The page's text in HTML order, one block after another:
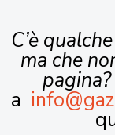
C’è
ma che
pagina?
a